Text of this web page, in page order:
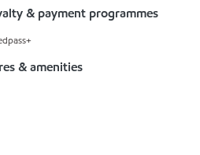
& payment programmes
& amenities